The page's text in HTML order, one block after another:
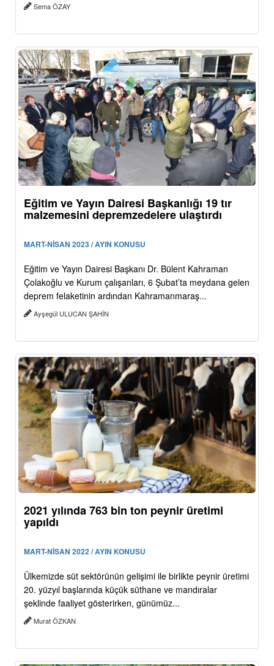
Sema ÖZAY
Eğitim ve Yayın Dairesi Başkanlığı 19 tır
malzemesini depremzedelere ulaştırdı
MART-NİSAN 2023 / AYIN KONUSU
Eğitim ve Yayın Dairesi Başkanı Dr. Bülent Kahraman
Çolakoğlu ve Kurum çalışanları, 6 Şubat’ta meydana gelen
deprem felaketinin ardından Kahramanmaraş...
Ayşegül ULUCAN ŞAHİN
2021 yılında 763 bin ton peynir üretimi
yapıldı
MART-NİSAN 2022 / AYIN KONUSU
Ülkemizde süt sektörünün gelişimi ile birlikte peynir üretimi
20. yüzyıl başlarında küçük süthane ve mandıralar
şeklinde faaliyet gösterirken, günümüz...
Murat ÖZKAN